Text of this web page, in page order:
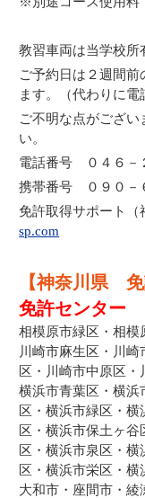
教習車両は当学校所
ご予約日は２週間前
ます。（代わりに電
ご不明な点がござい
い。
電話番号 ０４６－
携帯番号 ０９０－
免許取得サポート（
sp.com
【神奈川県
免許センター
相模原市緑区・相模
川崎市麻生区・川
区・川崎市中原区
横浜市青葉区・横浜
区・横浜市緑区・
区・横浜市保土ヶ
区・横浜市泉区・
区・横浜市栄区・横
大和市・座間市・綾